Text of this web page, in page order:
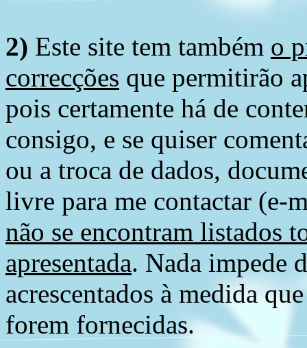
2) Este site tem também o
correcções que permitirão
pois certamente há de
consigo, e se quiser
ou a troca de dados,
livre para me contactar (e-
não se encontram listados
apresentada. Nada impede
acrescentados à medida
forem fornecidas.